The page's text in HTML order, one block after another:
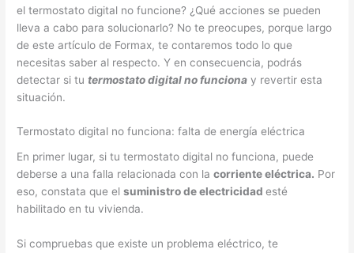
el termostato digital no funcione? ¿Qué acciones se pueden
lleva a cabo para solucionarlo? No te preocupes, porque largo
de este artículo de Formax, te contaremos todo lo que
necesitas saber al respecto. Y en consecuencia, podrás
detectar si tutermostato digital no funciona y revertir esta
situación.
Termostato digital no funciona: falta de energía eléctrica
En primer lugar, si tu termostato digital no funciona, puede
deberse a una falla relacionada con lacorriente eléctrica. Por
eso, constata que elsuministro de electricidadesté
habilitado en tu vivienda.
Si compruebas que existe un problema eléctrico, te